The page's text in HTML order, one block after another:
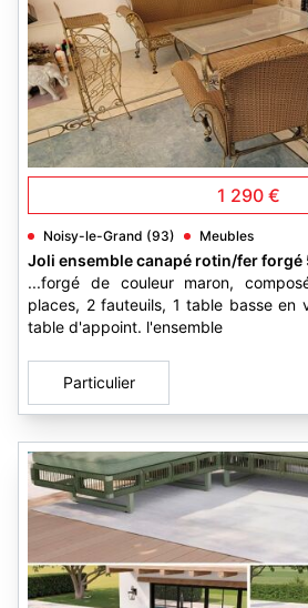
1 290 €
Noisy-le-Grand (93) Meubles
Joli ensemble canapé rotin/fer forgé
...forgé de couleur maron,
places, 2 fauteuils, 1 table basse en
table d'appoint. l'ensemble
Particulier